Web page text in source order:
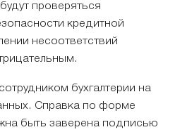
проверяться
кредитной
несоответствий
бухгалтерии на
Справка по форме
быть заверена подписью